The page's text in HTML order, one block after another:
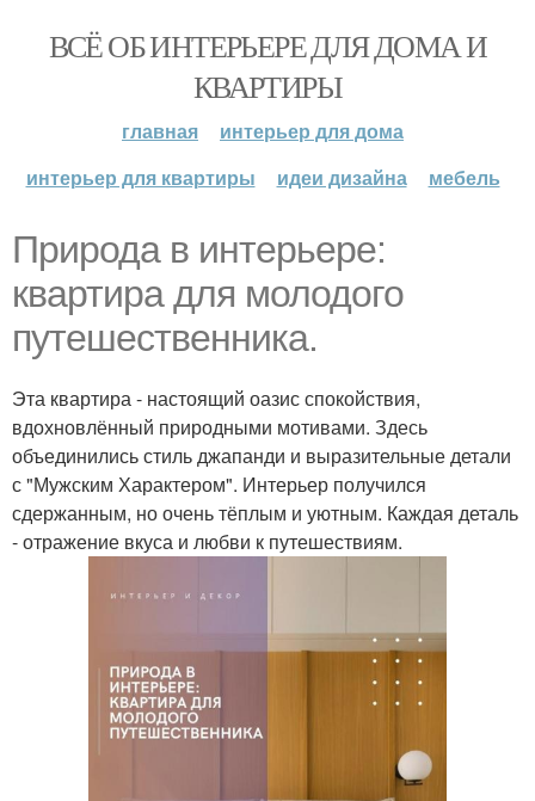
ВСЁ ОБ ИНТЕРЬЕРЕ ДЛЯ ДОМА И
КВАРТИРЫ
главная
интерьер для дома
интерьер для квартиры
идеи дизайна мебель
Природа в интерьере:
квартира для молодого
путешественника.
Эта квартира - настоящий оазис спокойствия,
вдохновлённый природными мотивами. Здесь
объединились стиль джапанди и выразительные детали
с "Мужским Характером". Интерьер получился
сдержанным, но очень тёплым и уютным. Каждая деталь
- отражение вкуса и любви к путешествиям.